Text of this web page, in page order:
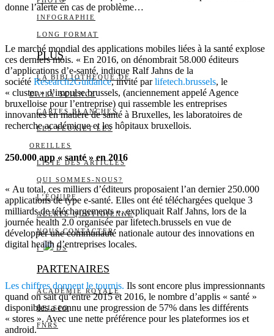
INFOGRAPHIE
LONG FORMAT
PLUS
LA BIBLIOTHÈQUE DE
DAILY SCIENCE
CARTES BLANCHES
LES YEUX ET LES
OREILLES
LISTE DES ARTICLES
QUI SOMMES-NOUS?
L’ÉQUIPE
ALERTE QUOTIDIENNE
NOUS CONTACTER
I DS
PARTENAIRES
ACADÉMIE ROYALE
BELSPO
FNRS
donne l’alerte en cas de problème…
Le marché mondial des applications mobiles liées à la santé explose
ces derniers mois. « En 2016, on dénombrait 58.000 éditeurs
d’applications d’e-santé, indique Ralf Jahns de la
société Research2Guidance, invité parlifetech.brussels, le
« cluster » d’impulse.brussels, (anciennement appelé Agence
bruxelloise pour l’entreprise) qui rassemble les entreprises
innovantes en matière de santé à Bruxelles, les laboratoires de
recherche académique et les hôpitaux bruxellois.
250.000 app « santé » en 2016
« Au total, ces milliers d’éditeurs proposaient l’an dernier 250.000
applications de type e-santé. Elles ont été téléchargées quelque 3
milliards de téléchargements », expliquait Ralf Jahns, lors de la
journée health 2.0 organisée par lifetech.brussels en vue de
développer une communauté nationale autour des innovations en
digital health d’entreprises locales.
Les chiffres donnent le tournis. Ils sont encore plus impressionnants
quand on sait qu’entre 2015 et 2016, le nombre d’applis « santé »
disponibles a connu une progression de 57% dans les différents
« stores ». Avec une nette préférence pour les plateformes ios et
android.